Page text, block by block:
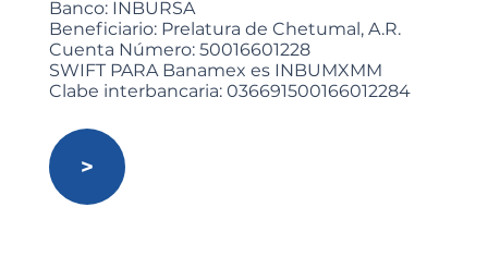
Banco: INBURSA
Beneficiario: Prelatura de Chetumal, A.R.
Cuenta Número: 50016601228
SWIFT PARA Banamex es INBUMXMM
Clabe interbancaria: 036691500166012284
>